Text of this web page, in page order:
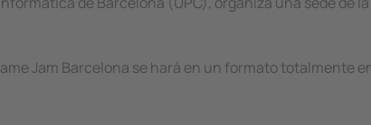
Jam Barcelona se hará en un formato totalmente